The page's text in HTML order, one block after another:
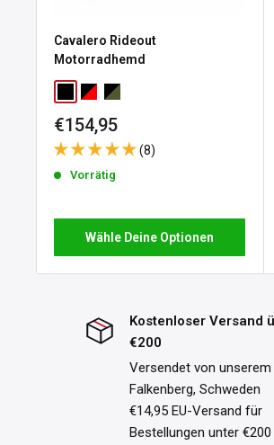
Rückgaberecht ab dem Tag, an dem
Bitte beachten Sie, dass das
Bestellung gefertigte Produkte gilt.
in unseren Rückgabebedingungen
Cavalero Rideout
Motorradhemd
BlackRed / Black
Forest Grey / Black
Sonderpreis
€154,95
(8)
Vorrätig
Wähle Deine Optionen
Kostenloser Versand
€200
Versendet von unserem
Falkenberg, Schweden
€14,95 EU-Versand für
Bestellungen unter €200